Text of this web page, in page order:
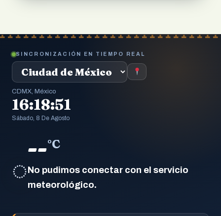
SINCRONIZACIÓN EN TIEMPO REAL
CDMX, México
16:18:52
Sábado, 8 De Agosto
◌
--°C
No pudimos conectar con el servicio
meteorológico.